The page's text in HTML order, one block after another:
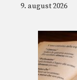
9. august 2026